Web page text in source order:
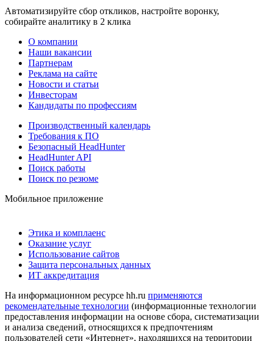
Автоматизируйте сбор откликов, настройте воронку,
собирайте аналитику в 2 клика
О компании
Наши вакансии
Партнерам
Реклама на сайте
Новости и статьи
Инвесторам
Кандидаты по профессиям
Производственный календарь
Требования к ПО
Безопасный HeadHunter
HeadHunter API
Поиск работы
Поиск по резюме
Мобильное приложение
Этика и комплаенс
Оказание услуг
Использование сайтов
Защита персональных данных
ИТ аккредитация
На информационном ресурсе hh.ru применяются
рекомендательные технологии (информационные технологии
предоставления информации на основе сбора, систематизации
и анализа сведений, относящихся к предпочтениям
пользователей сети «Интернет», находящихся на территории